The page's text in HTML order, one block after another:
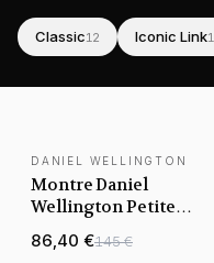
Montre Daniel Wellington
Classic
femme 12 Montre
Iconic Link
femme
BEST-SELLER
DANIEL WELLINGTON
Montre Daniel
Wellington Petite
Evergold 28mm
DW00100350 en maille
86,40 €145 €